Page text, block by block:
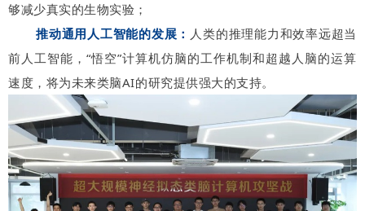
够减少真实的生物实验；
推动通用人工智能的发展： 人类的推理能力和效率远超当
前人工智能，“悟空”计算机仿脑的工作机制和超越人脑的运算
速度，将为未来类脑AI的研究提供强大的支持。